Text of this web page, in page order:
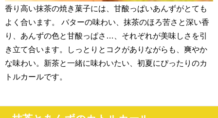
香り高い抹茶の焼き菓子には、甘酸っぱいあんずがとても
よく合います。 バターの味わい、抹茶のほろ苦さと深い香
り、あんずの色と甘酸っぱさ…、それぞれが美味しさを引
き立て合います。しっとりとコクがありながらも、爽やか
な味わい。新茶と一緒に味わいたい、初夏にぴったりのカ
トルカールです。